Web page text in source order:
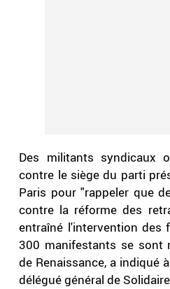
Des militants syndicaux
contre le siège du parti
Paris pour "rappeler que
contre la réforme des
entraîné l'intervention des
300 manifestants se sont
de Renaissance, a indiqué
délégué général de